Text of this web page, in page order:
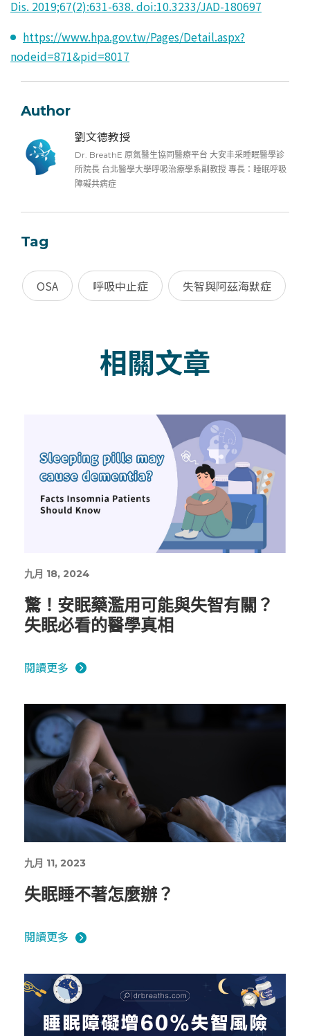
Dis. 2019;67(2):631-638. doi:10.3233/JAD-180697
https://www.hpa.gov.tw/Pages/Detail.aspx?
nodeid=871&pid=8017
Author
劉文德教授
Dr. BreathE 原氣醫生協同醫療平台 大安丰采睡眠醫學診
所院長 台北醫學大學呼吸治療學系副教授 專長：睡眠呼吸
障礙共病症
Tag
OSA 呼吸中止症 失智與阿茲海默症
相關文章
九月 18, 2024
驚！安眠藥濫用可能與失智有關？
失眠必看的醫學真相
閱讀更多
九月 11, 2023
失眠睡不著怎麼辦？
閱讀更多